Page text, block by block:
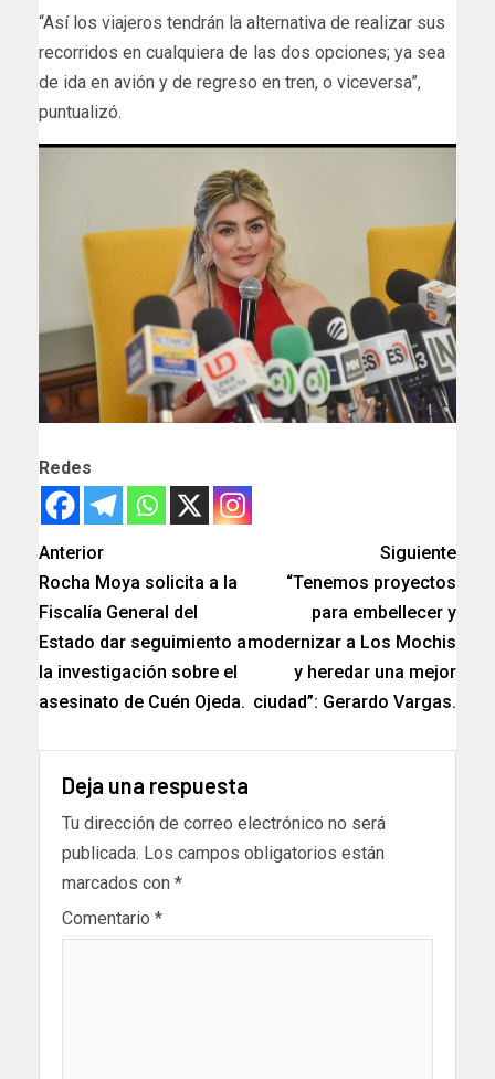
“Así los viajeros tendrán la alternativa de realizar sus
recorridos en cualquiera de las dos opciones; ya sea
de ida en avión y de regreso en tren, o viceversa”,
puntualizó.
Redes
Anterior
Rocha Moya solicita a la
Fiscalía General del
Estado dar seguimiento a
la investigación sobre el
asesinato de Cuén Ojeda.
Siguiente
“Tenemos proyectos
para embellecer y
modernizar a Los Mochis
y heredar una mejor
ciudad”: Gerardo Vargas.
Deja una respuesta
Tu dirección de correo electrónico no será
publicada. Los campos obligatorios están
marcados con *
Comentario *